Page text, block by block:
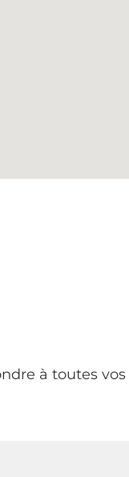
à toutes vos